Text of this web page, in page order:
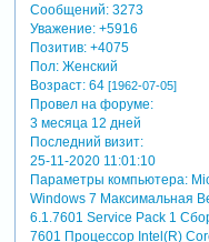
Сообщений:3273
Уважение: +5916
Позитив: +4075
Пол:Женский
Возраст:64 [1962-07-05]
Провел на форуме:
3 месяца 12 дней
Последний визит:
25-11-2020 11:01:10
Параметры компьютера:
Windows 7 Максимальная
6.1.7601 Service Pack 1
7601 Процессор Intel(R)